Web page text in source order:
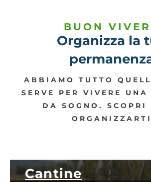
BUON
Organizza la
ABBIAMO TUTTO
SERVE PER VIVERE UNA
DA SOGNO. SCOPRI
ORGANIZZARTI
Cantine